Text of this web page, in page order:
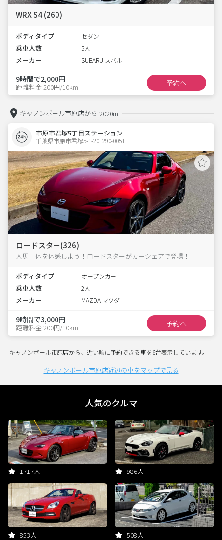
WRX S4 (260)
ボディタイプ セダン
乗車人数 5人
メーカー SUBARU スバル
9時間で2,000円
距離料金 200円/10km 予約へ
キャノンボール市原店から 2020m
市原市君塚5丁目ステーション
千葉県市原市君塚5-1-20  290-0051
ロードスター(326)
人馬一体を体感しよう！ロードスターがカーシェアで登場！
ボディタイプ オープンカー
乗車人数 2人
メーカー MAZDA マツダ
9時間で3,000円
距離料金 200円/10km 予約へ
キャノンボール市原店から、近い順に予約できる車を6台表示しています。
キャノンボール市原店近辺の車をマップで見る
人気のクルマ
1717人 986人
853人 508人